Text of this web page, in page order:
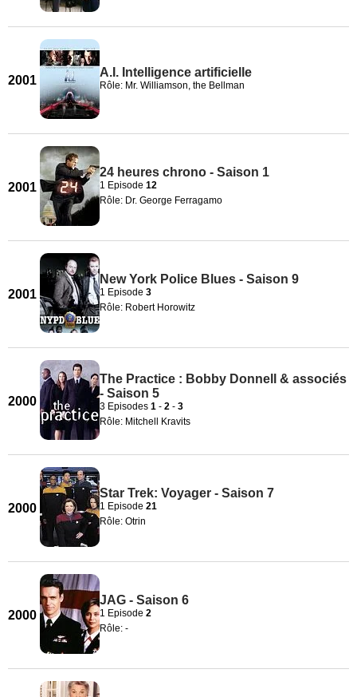
2001
A.I. Intelligence artificielle
Rôle: Mr. Williamson, the Bellman
2001
24 heures chrono - Saison 1
1 Episode 12
Rôle: Dr. George Ferragamo
2001
New York Police Blues - Saison 9
1 Episode 3
Rôle: Robert Horowitz
2000
The Practice : Bobby Donnell & associés
- Saison 5
3 Episodes 1 - 2 - 3
Rôle: Mitchell Kravits
2000
Star Trek: Voyager - Saison 7
1 Episode 21
Rôle: Otrin
2000
JAG - Saison 6
1 Episode 2
Rôle: -